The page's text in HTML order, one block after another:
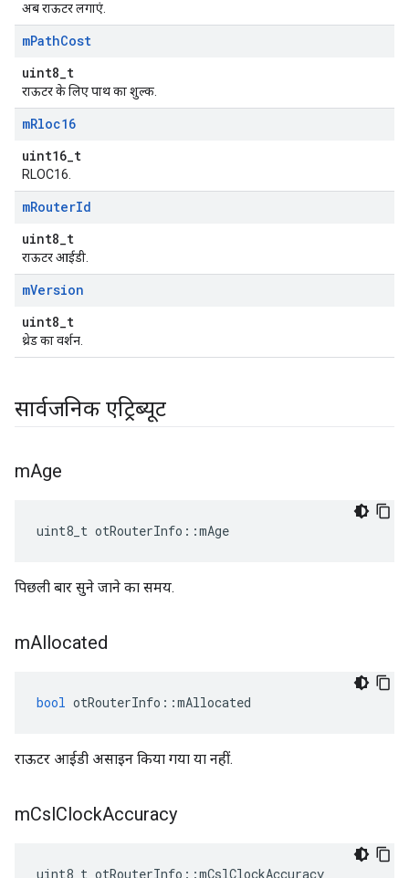
अब राऊटर लगाएं.
mPathCost
uint8_t
राऊटर के लिए पाथ का शुल्क.
mRloc16
uint16_t
RLOC16.
mRouterId
uint8_t
राऊटर आईडी.
mVersion
uint8_t
थ्रेड का वर्शन.
सार्वजनिक एट्रिब्यूट
mAge
uint8_t otRouterInfo ::mAge
पिछली बार सुने जाने का समय.
mAllocated
bool otRouterInfo ::mAllocated
राऊटर आईडी असाइन किया गया या नहीं.
mCslClockAccuracy
uint8_t otRouterInfo ::mCslClockAccuracy